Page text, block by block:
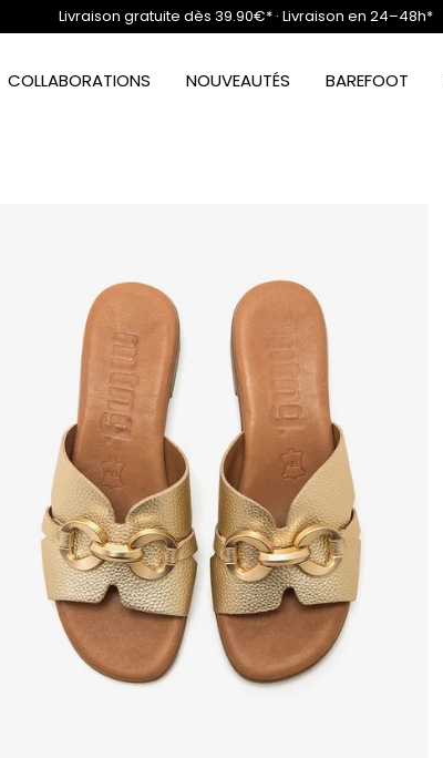
Livraison gratuite dès 39.90€* · Livraison en 24–48h*
COLLABORATIONS NOUVEAUTÉS BAREFOOT